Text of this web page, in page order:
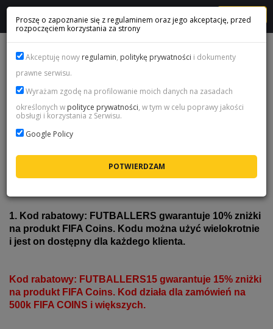
MENU
PROMOCJA FUT BALLERS - FUT 23
17:00 17.03.2023 do 17:00 24.03.2023 i
składa się z 2 elementów:
1. Kod rabatowy: FUTBALLERS gwarantuje 10% zniżki
na produkt FIFA Coins. Kodu można użyć wielokrotnie
i jest on dostępny dla każdego klienta.
Kod rabatowy: FUTBALLERS15 gwarantuje 15% zniżki
na produkt FIFA Coins. Kod działa dla zamówień na
500k FIFA COINS i większych.
Proszę o zapoznanie się z regulaminem oraz jego akceptację, przed
rozpoczęciem korzystania za strony
Akceptuję nowy regulamin, politykę prywatności i dokumenty
prawne serwisu.
Wyrażam zgodę na profilowanie moich danych na zasadach
określonych w polityce prywatności, w tym w celu poprawy jakości
obsługi i korzystania z Serwisu.
Google Policy